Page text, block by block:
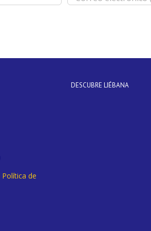
Política de
DESCUBRE LIÉBANA